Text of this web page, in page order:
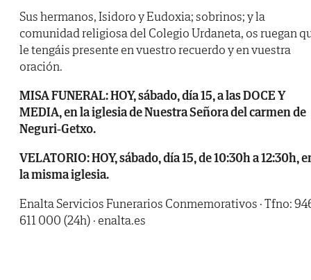
Sus hermanos, Isidoro y Eudoxia; sobrinos; y la
comunidad religiosa del Colegio Urdaneta, os ruegan
le tengáis presente en vuestro recuerdo y en vuestra
oración.
MISA FUNERAL: HOY, sábado, día 15, a las DOCE Y
MEDIA, en la iglesia de Nuestra Señora del carmen de
Neguri-Getxo.
VELATORIO: HOY, sábado, día 15, de 10:30h a 12:30h,
la misma iglesia.
Enalta Servicios Funerarios Conmemorativos · Tfno:
611 000 (24h) · enalta.es